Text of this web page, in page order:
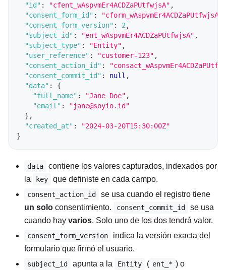
"id" : "cfent_wAspvmEr4ACDZaPUtfwjsA" ,
"consent_form_id" : "cform_wAspvmEr4ACDZaPUtfwjsA"
"consent_form_version" : 2,
"subject_id" : "ent_wAspvmEr4ACDZaPUtfwjsA" ,
"subject_type" : "Entity" ,
"user_reference" : "customer-123" ,
"consent_action_id" :
"consent_commit_id" : null ,
"data" :
{
"full_name" : "Jane Doe" ,
"email" :
"jane@soyio.id"
} ,
"created_at" :
"2024-03-20T15:30:00Z"
}
data
contiene los valores capturados, indexados por
la
key que definiste en cada campo.
consent_action_id
se usa cuando el registro tiene
un solo consentimiento. consent_commit_id
se usa
cuando hay varios. Solo uno de los dos tendrá valor.
consent_form_version
indica la versión exacta del
formulario que firmó el usuario.
subject_id apunta a la Entity ( ent_* ) o